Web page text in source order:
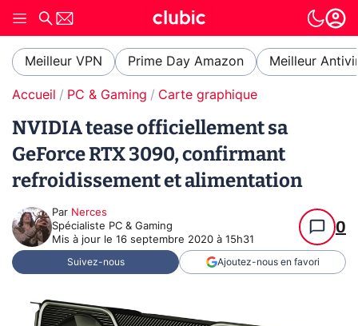
Meilleur VPN Prime Day Amazon Meilleur
Accueil PC & Gaming Carte graphique
NVIDIA tease officiellement sa
GeForce RTX 3090, confirmant
refroidissement et alimentation
Par Nerces
Spécialiste PC & Gaming
Mis à jour le 16 septembre 2020 à 15h31
0
Suivez-nous Ajoutez-nous en favori